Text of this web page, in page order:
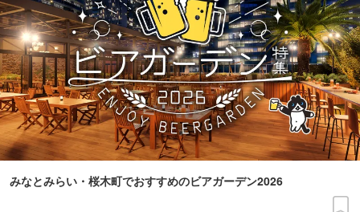
みなとみらい・桜木町でおすすめのビアガーデン2026